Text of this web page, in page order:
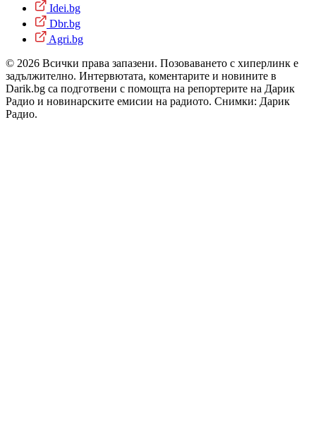
Idei.bg
Dbr.bg
Agri.bg
© 2026 Всички права запазени. Позоваването с хиперлинк е
задължително. Интервютата, коментарите и новините в
Darik.bg са подготвени с помощта на репортерите на Дарик
Радио и новинарските емисии на радиото. Снимки: Дарик
Радио.